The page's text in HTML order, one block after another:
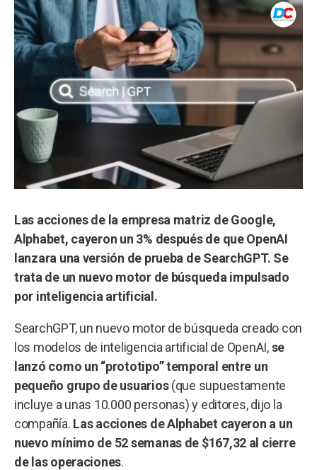
Las acciones de la empresa matriz de Google,
Alphabet, cayeron un 3% después de que OpenAI
lanzara una versión de prueba de SearchGPT. Se
trata de un nuevo motor de búsqueda impulsado
por inteligencia artificial.
SearchGPT, un nuevo motor de búsqueda creado con
los modelos de inteligencia artificial de OpenAI,se
lanzó como un “prototipo” temporal entre un
pequeño grupo de usuarios(que supuestamente
incluye a unas 10.000 personas) y editores, dijo la
compañía. Las acciones de Alphabet cayeron a un
nuevo mínimo de 52 semanas de $167,32 al cierre
de las operaciones.